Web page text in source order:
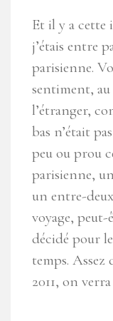
Et il y a cette
j’étais entre
parisienne.
sentiment, au
l’étranger,
bas n’était
peu ou prou
parisienne,
un entre-
voyage, peut-
décidé pour
temps. Assez
2011, on